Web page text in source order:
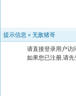
提示信息 » 无敌猪哥
请直接登录用户访
如果您已注册,请